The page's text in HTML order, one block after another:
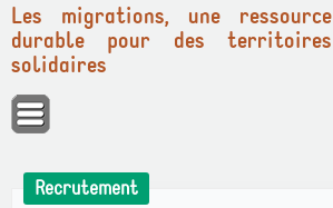
Panneau de gestion des cookies
Les migrations, une ressource
durable pour des territoires
solidaires
Recrutement